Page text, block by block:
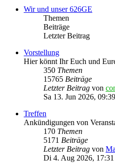
Wir und unser 626GE
Themen
Beiträge
Letzter Beitrag
Vorstellung
Hier könnt Ihr Euch und
350 Themen
15765 Beiträge
Letzter Beitrag von
Sa 13. Jun 2026, 09:39
Treffen
Ankündigungen von
170 Themen
5171 Beiträge
Letzter Beitrag von
Di 4. Aug 2026, 17:31